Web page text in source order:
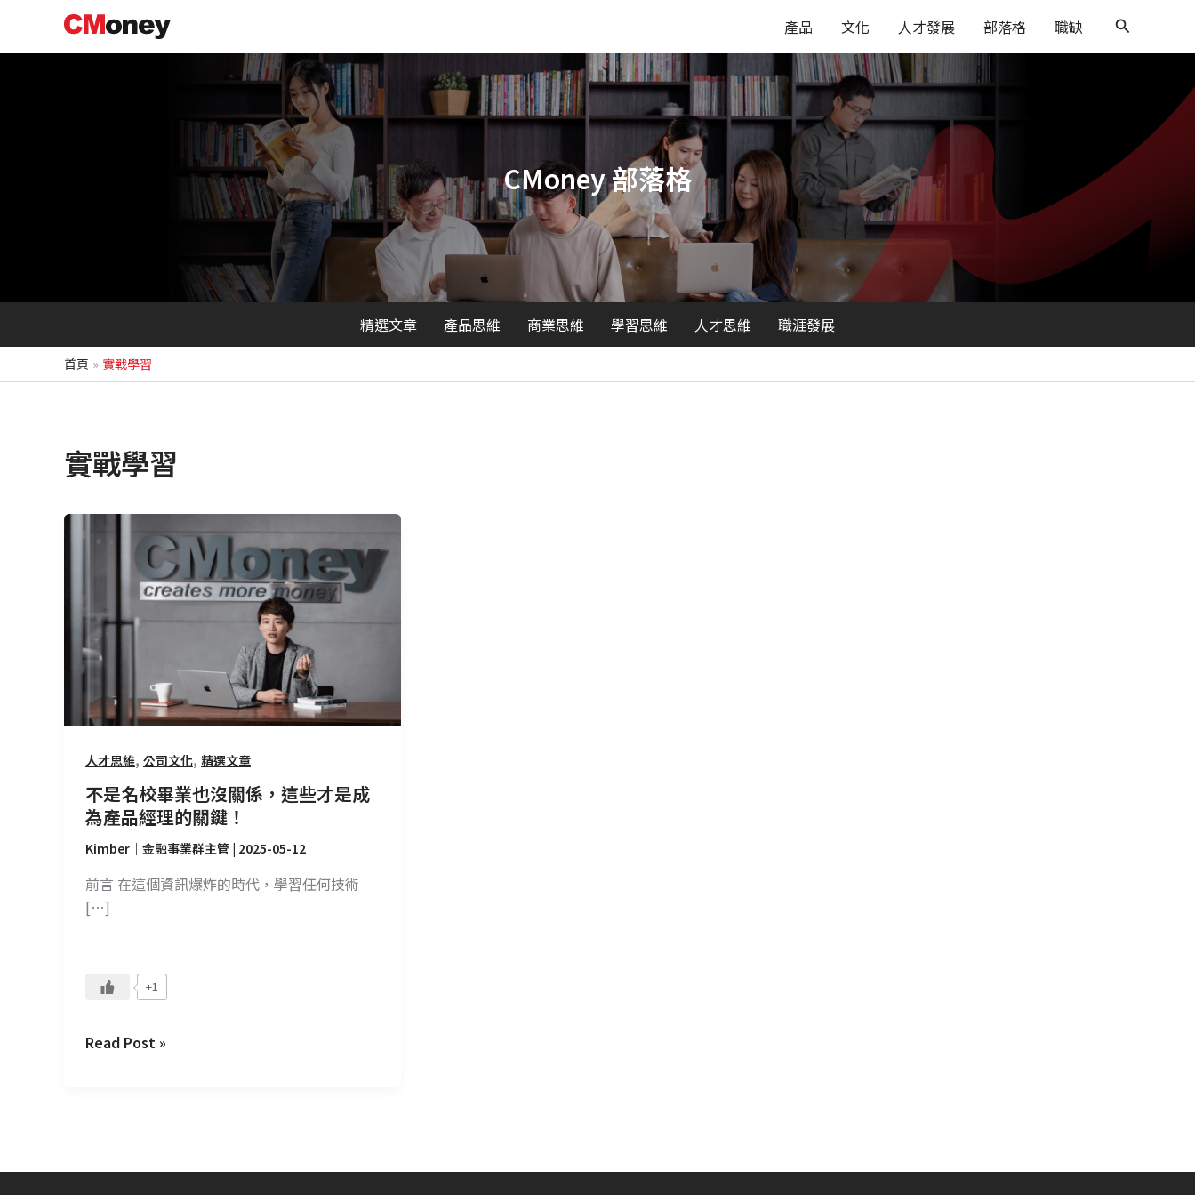
主
產品 文化 人才發展 部落格 職缺
搜
尋
CMoney 部落格
精選文章 產品思維 商業思維 學習思維 人才思維 職涯發展
首頁 實戰學習
實戰學習
人才思維, 公司文化, 精選文章
不是名校畢業也沒關係，這些才是成
為產品經理的關鍵！
Kimber｜金融事業群主管 | 2025-05-12
前言 在這個資訊爆炸的時代，學習任何技術
[…]
+1
畢
業
也
關
係，
這
才
是
成
產
品
鍵！
Read Post »